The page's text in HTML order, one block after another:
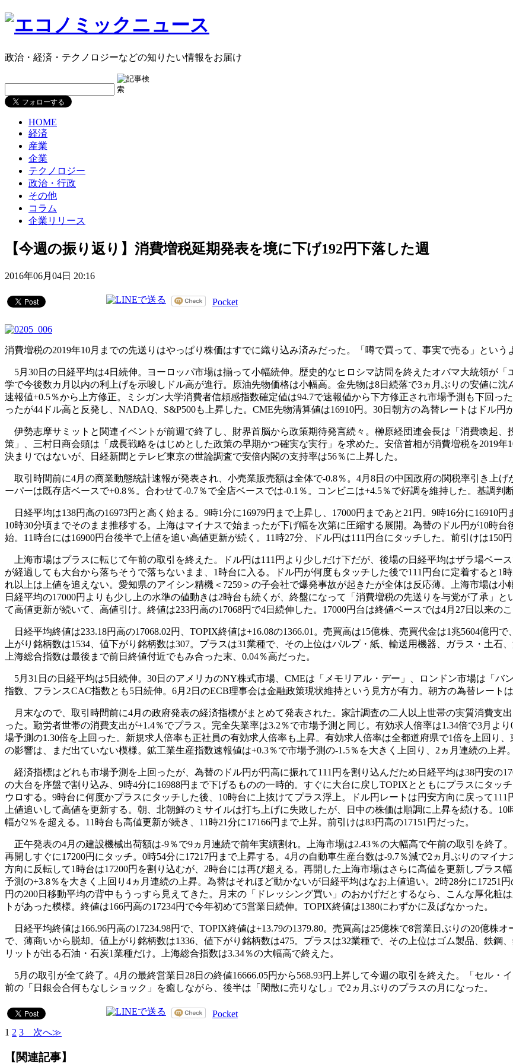
政治・経済・テクノロジーなどの知りたい情報をお届け
HOME
経済
産業
企業
テクノロジー
政治・行政
その他
コラム
企業リリース
【今週の振り返り】消費増税延期発表を境に下げ192円下落した週
2016年06月04日 20:16
Pocket
消費増税の2019年10月までの先送りはやっぱり株価はすでに織り込み済みだった。「噂で買って、事実で売る」とい
5月30日の日経平均は4日続伸。ヨーロッパ市場は揃って小幅続伸。歴史的なヒロシマ訪問を終えたオバマ大統領が
学で今後数カ月以内の利上げを示唆しドル高が進行。原油先物価格は小幅高。金先物は8日続落で3ヵ月ぶりの安値に沈
速報値+0.5％から上方修正。ミシガン大学消費者信頼感指数確定値は94.7で速報値から下方修正され市場予測も下回っ
ったが44ドル高と反発し、NADAQ、S&P500も上昇した。CME先物清算値は16910円。30日朝方の為替レートはドル円
伊勢志摩サミットと関連イベントが前週で終了し、財界首脳から政策期待発言続々。榊原経団連会長は「消費喚起
策」、三村日商会頭は「成長戦略をはじめとした政策の早期かつ確実な実行」を求めた。安倍首相が消費増税を2019
決まりではないが、日経新聞とテレビ東京の世論調査で安倍内閣の支持率は56％に上昇した。
取引時間前に4月の商業動態統計速報が発表され、小売業販売額は全体で-0.8％。4月8日の中国政府の関税率引き上
ーパーは既存店ベースで+0.8％。合わせて-0.7％で全店ベースでは-0.1％。コンビニは+4.5％で好調を維持した。基調判
日経平均は138円高の16973円と高く始まる。9時1分に16979円まで上昇し、17000円まであと21円。9時16分に16910
10時30分頃までそのまま推移する。上海はマイナスで始まったが下げ幅を次第に圧縮する展開。為替のドル円が10時
始。11時台には16900円台後半で上値を追い高値更新が続く。11時27分、ドル円は111円台にタッチした。前引けは150
上海市場はプラスに転じて午前の取引を終えた。ドル円は111円より少しだけ下だが、後場の日経平均はザラ場ベー
が経過しても大台から落ちそうで落ちないまま、1時台に入る。ドル円が何度もタッチした後で111円台に定着すると1
れ以上は上値を追えない。愛知県のアイシン精機＜7259＞の子会社で爆発事故が起きたが全体は反応薄。上海市場は
日経平均の17000円よりも少し上の水準の値動きは2時台も続くが、終盤になって「消費増税の先送りを与党が了承」
て高値更新が続いて、高値引け。終値は233円高の17068円で4日続伸した。17000円台は終値ベースでは4月27日以来の
日経平均終値は233.18円高の17068.02円、TOPIX終値は+16.08の1366.01。売買高は15億株、売買代金は1兆5604億円
上がり銘柄数は1534、値下がり銘柄数は307。プラスは31業種で、その上位はパルプ・紙、輸送用機器、ガラス・土石
上海総合指数は最後まで前日終値付近でもみ合った末、0.04％高だった。
5月31日の日経平均は5日続伸。30日のアメリカのNY株式市場、CMEは「メモリアル・デー」、ロンドン市場は「
指数、フランスCAC指数とも5日続伸。6月2日のECB理事会は金融政策現状維持という見方が有力。朝方の為替レート
月末なので、取引時間前に4月の政府発表の経済指標がまとめて発表された。家計調査の二人以上世帯の実質消費支
った。勤労者世帯の消費支出が+1.4％でプラス。完全失業率は3.2％で市場予測と同じ。有効求人倍率は1.34倍で3月よ
場予測の1.30倍を上回った。新規求人倍率も正社員の有効求人倍率も上昇。有効求人倍率は全都道府県で1倍を上回り
の影響は、まだ出ていない模様。鉱工業生産指数速報値は+0.3％で市場予測の-1.5％を大きく上回り、2ヵ月連続の上昇
経済指標はどれも市場予測を上回ったが、為替のドル円が円高に振れて111円を割り込んだため日経平均は38円安の
の大台を序盤で割り込み、9時4分に16988円まで下げるものの一時的。すぐに大台に戻しTOPIXとともにプラスにタッ
ウロする。9時台に何度かプラスにタッチした後、10時台に上抜けてプラス浮上。ドル円レートは円安方向に戻って
上値追いして高値を更新する。朝、北朝鮮のミサイルは打ち上げに失敗したが、日中の株価は順調に上昇を続ける。
幅が2％を超える。11時台も高値更新が続き、11時21分に17166円まで上昇。前引けは83円高の17151円だった。
正午発表の4月の建設機械出荷額は-9％で9ヵ月連続で前年実績割れ。上海市場は2.43％の大幅高で午前の取引を終了
再開しすぐに17200円にタッチ。0時54分に17217円まで上昇する。4月の自動車生産台数は-9.7％減で2ヵ月ぶりのマイ
方向に反転して1時台は17200円を割り込むが、2時台には再び超える。再開した上海市場はさらに高値を更新しプラス
予測の+3.8％を大きく上回り4ヵ月連続の上昇。為替はそれほど動かないが日経平均はなお上値追い。2時28分に17251
円の200日移動平均の背中もうっすら見えてきた。月末の「ドレッシング買い」のおかげだとするなら、こんな厚化粧
トがあった模様。終値は166円高の17234円で今年初めて5営業日続伸。TOPIX終値は1380にわずかに及ばなかった。
日経平均終値は166.96円高の17234.98円で、TOPIX終値は+13.79の1379.80。売買高は25億株で8営業日ぶりの20億株
で、薄商いから脱却。値上がり銘柄数は1336、値下がり銘柄数は475。プラスは32業種で、その上位はゴム製品、鉄鋼
リットが出る石油・石炭1業種だけ。上海総合指数は3.34％の大幅高で終えた。
5月の取引が全て終了。4月の最終営業日28日の終値16666.05円から568.93円上昇して今週の取引を終えた。「セル・
前の「日銀会合何もなしショック」を癒しながら、後半は「閑散に売りなし」で2ヵ月ぶりのプラスの月になった。
Pocket
1 2 3 次へ≫
【関連記事】